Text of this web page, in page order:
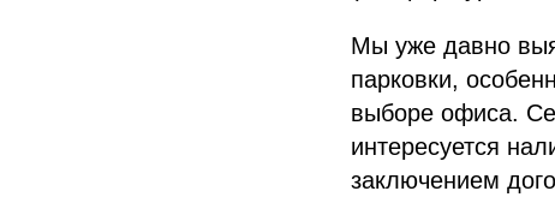
Мы уже давно
парковки,
выборе офиса.
интересуется
заключением